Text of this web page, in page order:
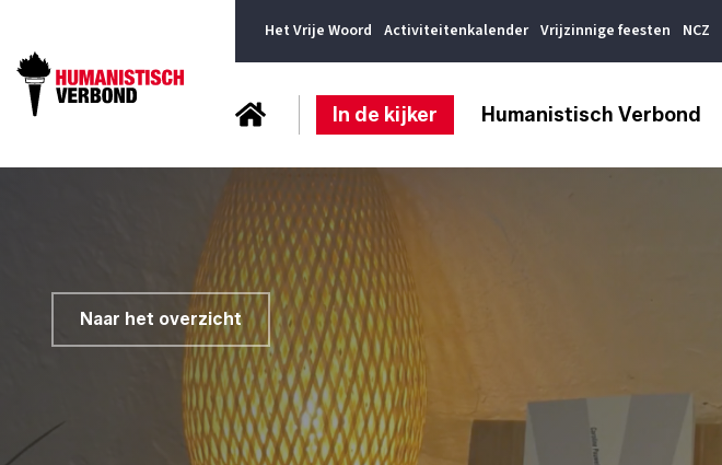
Het Vrije Woord Activiteitenkalender Vrijzinnige feesten NCZ
In de kijker Humanistisch Verbond
Naar het overzicht